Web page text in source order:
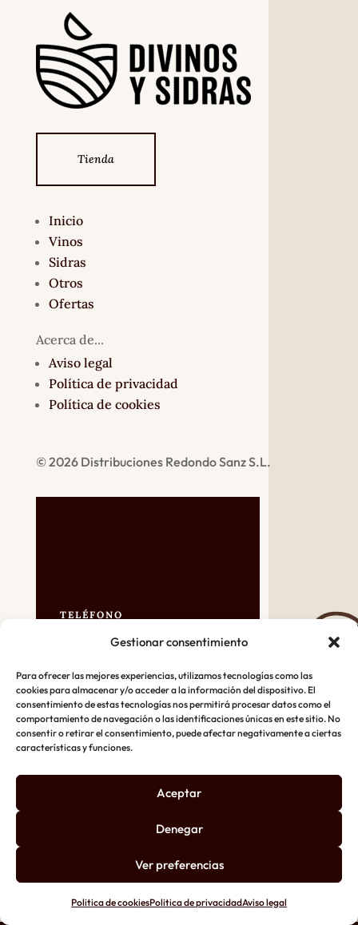
Gestionar consentimiento
Para ofrecer las mejores experiencias, utilizamos tecnologías como las
cookies para almacenar y/o acceder a la información del dispositivo. El
consentimiento de estas tecnologías nos permitirá procesar datos como el
comportamiento de navegación o las identificaciones únicas en este sitio. No
consentir o retirar el consentimiento, puede afectar negativamente a ciertas
características y funciones.
Aceptar
Denegar
Ver preferencias
Politica de cookiesPolitica de privacidadAviso legal
Tienda
Inicio
Vinos
Sidras
Otros
Ofertas
Acerca de...
Aviso legal
Política de privacidad
Política de cookies
© 2026 Distribuciones Redondo Sanz S.L.
TELÉFONO
686 53 45 91
DIRECCIÓN
C/ Pirita Nº25 Valladolid
CORREO
vsdiez@hotmail.com